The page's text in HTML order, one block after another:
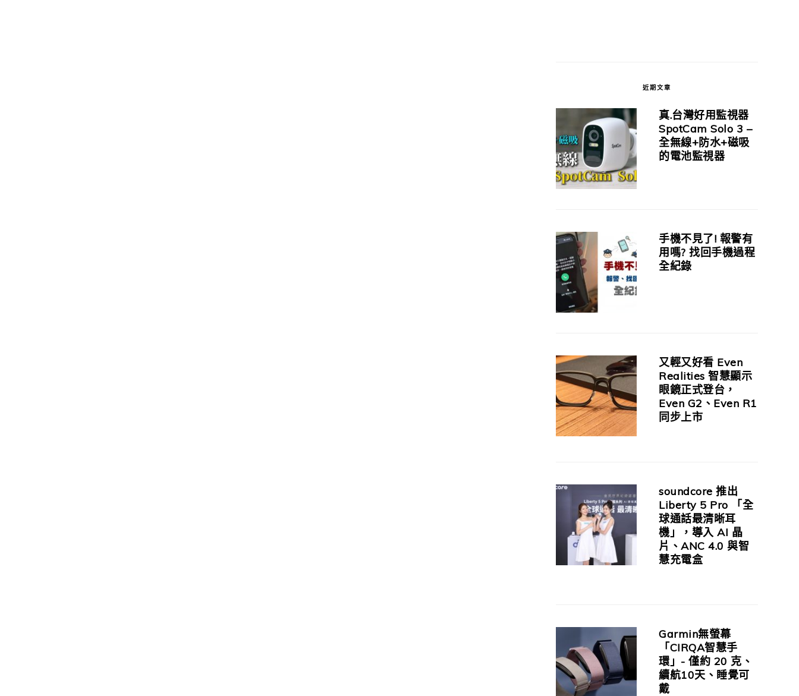
近期文章
真.台灣好用監視器
SpotCam Solo 3 –
全無線+防水+磁吸
的電池監視器
手機不見了! 報警有
用嗎? 找回手機過程
全紀錄
又輕又好看 Even
Realities 智慧顯示
眼鏡正式登台，
Even G2、Even R1
同步上市
soundcore 推出
Liberty 5 Pro 「全
球通話最清晰耳
機」，導入 AI 晶
片、ANC 4.0 與智
慧充電盒
Garmin無螢幕
「CIRQA智慧手
環」- 僅約 20 克、
續航10天、睡覺可
戴